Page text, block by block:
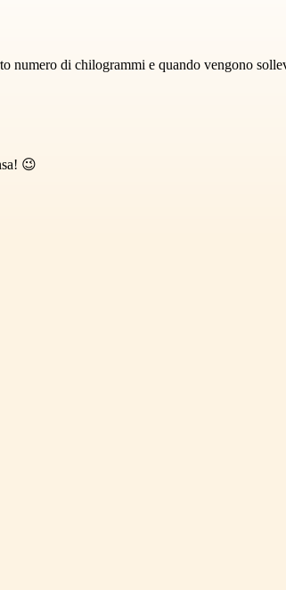
numero di chilogrammi e quando vengono
😉